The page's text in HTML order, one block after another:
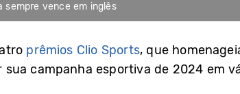
sempre vence em inglês
prêmios Clio Sports, que
campanha esportiva de 2024 em